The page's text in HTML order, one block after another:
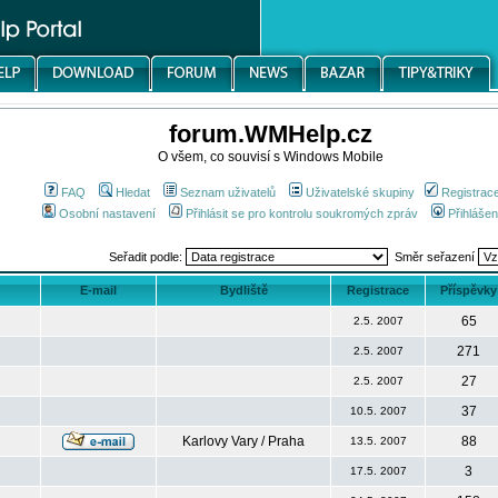
forum.WMHelp.cz
O všem, co souvisí s Windows Mobile
FAQ Hledat Seznam uživatelů Uživatelské skupiny
Osobní nastavení
Přihlásit se pro kontrolu soukromých zpráv
Seřadit podle: Směr seřazení
E-mail Bydliště Registrace Příspěvky
2.5. 2007 65
2.5. 2007 271
2.5. 2007 27
10.5. 2007
37
Karlovy Vary / Praha
13.5. 2007 88
17.5. 2007 3